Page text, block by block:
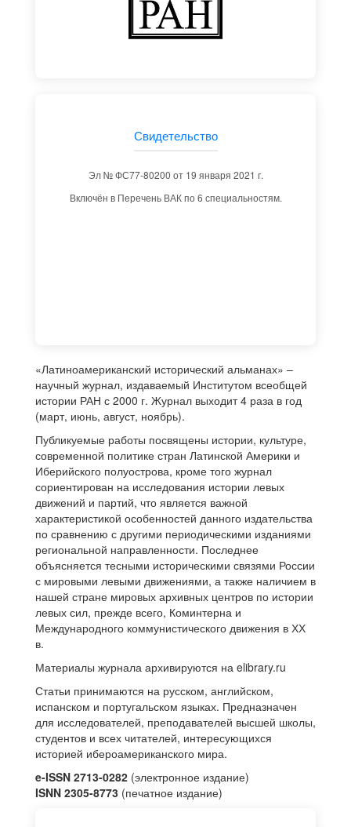
Свидетельство
Эл № ФС77-80200 от 19 января 2021 г.
Включён в Перечень ВАК по 6 специальностям.
«Латиноамериканский исторический альманах» –
научный журнал, издаваемый Институтом всеобщей
истории РАН с 2000 г. Журнал выходит 4 раза в год
(март, июнь, август, ноябрь).
Публикуемые работы посвящены истории, культуре,
современной политике стран Латинской Америки и
Иберийского полуострова, кроме того журнал
сориентирован на исследования истории левых
движений и партий, что является важной
характеристикой особенностей данного издательства
по сравнению с другими периодическими изданиями
региональной направленности. Последнее
объясняется тесными историческими связями России
с мировыми левыми движениями, а также наличием в
нашей стране мировых архивных центров по истории
левых сил, прежде всего, Коминтерна и
Международного коммунистического движения в ХХ
в.
Материалы журнала архивируются на elibrary.ru
Статьи принимаются на русском, английском,
испанском и португальском языках. Предназначен
для исследователей, преподавателей высшей школы,
студентов и всех читателей, интересующихся
историей ибероамериканского мира.
e-ISSN 2713-0282 (электронное издание)
ISNN 2305-8773 (печатное издание)